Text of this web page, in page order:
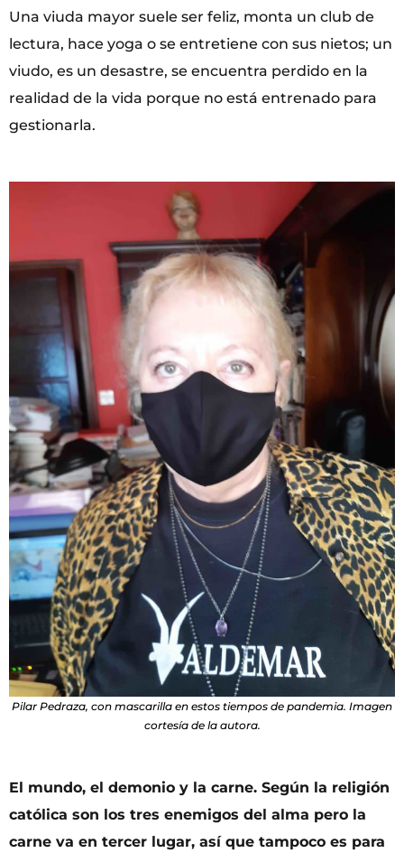
Una viuda mayor suele ser feliz, monta un club de
lectura, hace yoga o se entretiene con sus nietos; un
viudo, es un desastre, se encuentra perdido en la
realidad de la vida porque no está entrenado para
gestionarla.
Pilar Pedraza, con mascarilla en estos tiempos de pandemia. Imagen
cortesía de la autora.
El mundo, el demonio y la carne. Según la religión
católica son los tres enemigos del alma pero la
carne va en tercer lugar, así que tampoco es para